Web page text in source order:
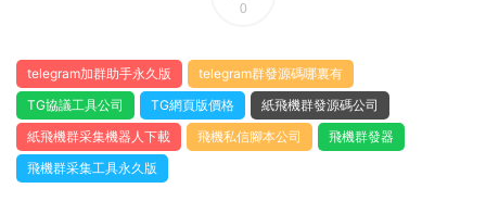
0
telegram加群助手永久版
telegram群發源碼哪裏有
TG協議工具公司
TG網頁版價格
紙飛機群發源碼公司
紙飛機群采集機器人下載
飛機私信腳本公司
飛機群發器
飛機群采集工具永久版